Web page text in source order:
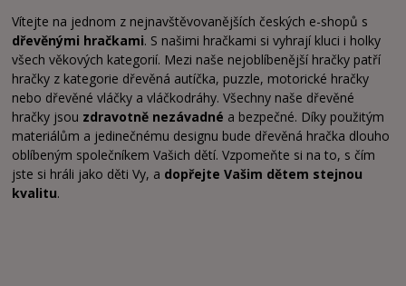
Vítejte na jednom z nejnavštěvovanějších českých e-shopů s
dřevěnými hračkami. S našimi hračkami si vyhrají kluci i holky
všech věkových kategorií. Mezi naše nejoblíbenější hračky patří
hračky z kategorie dřevěná autíčka, puzzle, motorické hračky
nebo dřevěné vláčky a vláčkodráhy. Všechny naše dřevěné
hračky jsou zdravotně nezávadné a bezpečné. Díky použitým
materiálům a jedinečnému designu bude dřevěná hračka dlouho
oblíbeným společníkem Vašich dětí. Vzpomeňte si na to, s čím
jste si hráli jako děti Vy, a dopřejte Vašim dětem stejnou
kvalitu.